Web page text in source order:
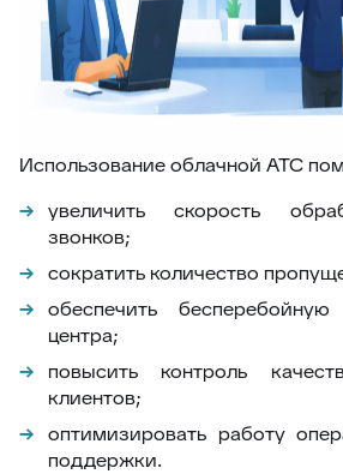
Использование облачной АТС
увеличить скорость
звонков;
сократить количество
обеспечить
центра;
повысить контроль
клиентов;
оптимизировать работу
поддержки.